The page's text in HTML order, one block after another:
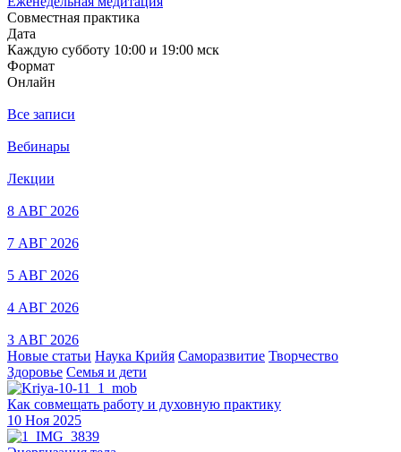
Совместная практика
Дата
Каждую субботу 10:00 и 19:00 мск
Формат
Онлайн
Все записи
Вебинары
Лекции
8 АВГ 2026
7 АВГ 2026
5 АВГ 2026
4 АВГ 2026
3 АВГ 2026
Новые статьи Наука Крийя Саморазвитие Творчество
Здоровье Семья и дети
Как совмещать работу и духовную практику
10 Ноя 2025